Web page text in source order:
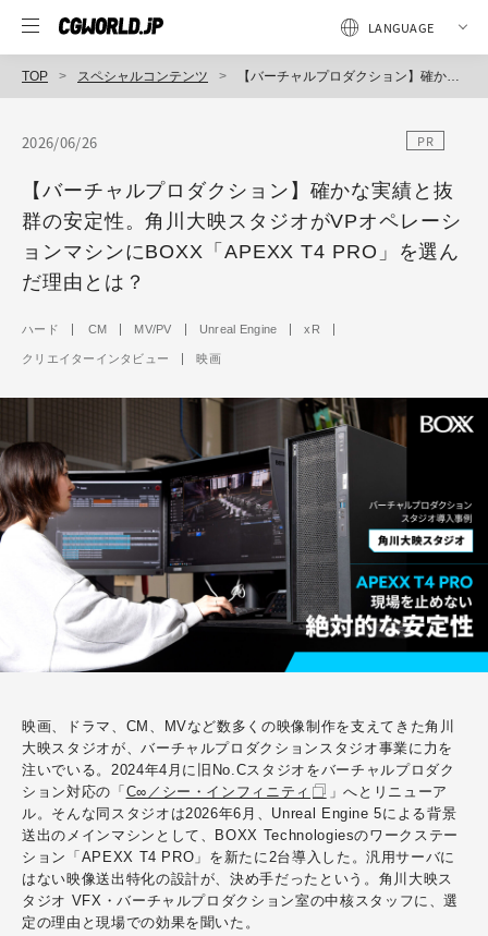
TOP スペシャルコンテンツ 【バーチャルプロダクション】確かな実績と抜群の安定性。角川大映スタジオがVPオペレーションマシンにBOXX「APEXX T4 PRO」を選んだ理由とは？
2026/06/26 PR
【バーチャルプロダクション】確かな実績と抜
群の安定性。角川大映スタジオがVPオペレーシ
ョンマシンにBOXX「APEXX T4 PRO」を選ん
だ理由とは？
ハード CM MV/PV Unreal Engine xR
クリエイターインタビュー 映画
映画、ドラマ、CM、MVなど数多くの映像制作を支えてきた角川
大映スタジオが、バーチャルプロダクションスタジオ事業に力を
注いでいる。2024年4月に 旧No.Cスタジオをバーチャルプロダク
ション対応の「 C∞／シー・インフィニティ
」へとリニューア
ル。そんな同スタジオは2026年6月、Unreal Engine 5による背景
送出のメインマシンとして、BOXX Technologiesのワークステー
ション「APEXX T4 PRO」を新たに2台導入した。汎用サーバに
はない映像送出特化の設計が、決め手だったという。角川大映ス
タジオ VFX・バーチャルプロダクション室の中核スタッフに、選
定の理由と現場での効果を聞いた。